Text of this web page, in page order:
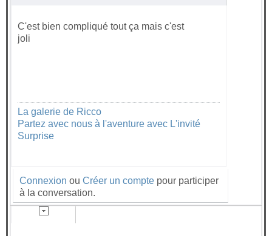
C'est bien compliqué tout ça mais c'est
joli
La galerie de Ricco
Partez avec nous à l'aventure avec L'invité
Surprise
Connexion ou Créer un compte pour participer
à la conversation.